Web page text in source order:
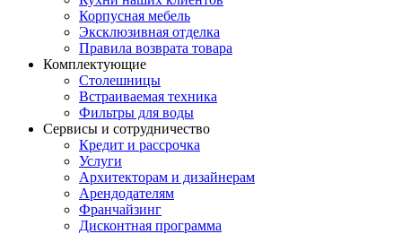
Корпусная мебель
Эксклюзивная отделка
Правила возврата товара
Комплектующие
Столешницы
Встраиваемая техника
Фильтры для воды
Сервисы и сотрудничество
Кредит и рассрочка
Услуги
Архитекторам и дизайнерам
Арендодателям
Франчайзинг
Дисконтная программа